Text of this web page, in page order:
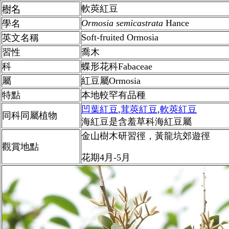
樹名
軟莢紅豆
學名
Ormosia semicastrata Hance
英文名稱
Soft-fruited Ormosia
習性
喬木
科
蝶形花科Fabaceae
屬
紅豆屬Ormosia
特點
本地較罕有品種
同科同屬植物
凹葉紅豆,茸莢紅豆,軟莢紅豆
海紅豆是含羞草科海紅豆屬
觀賞地點
金山樹木研習徑，黃龍坑郊遊徑
花期4月-5月